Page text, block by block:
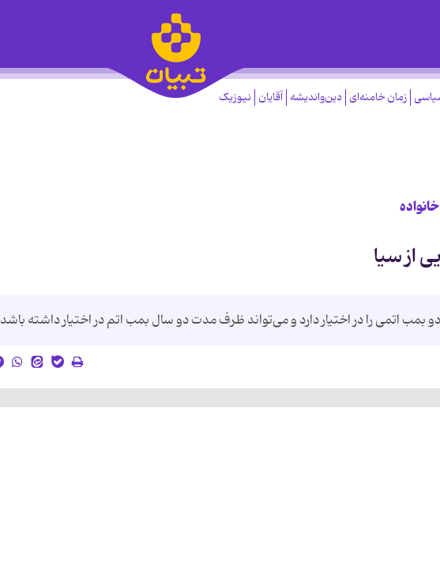
زمان خامنه‌ای دین‌واندیشه آقایان نیوزیک
از سیا
بمب اتمی را در اختیار دارد و می‌تواند ظرف مدت دو سال بمب اتم در اختیار داشته باشد